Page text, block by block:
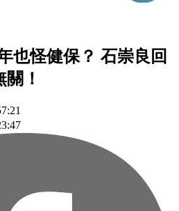
也怪健保？ 石崇良回
！